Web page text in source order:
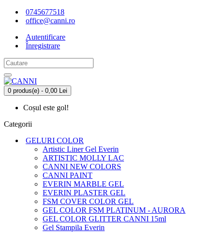
0745677518
office@canni.ro
Autentificare
Înregistrare
0 produs(e) - 0,00 Lei
Coșul este gol!
Categorii
GELURI COLOR
Artistic Liner Gel Everin
ARTISTIC MOLLY LAC
CANNI NEW COLORS
CANNI PAINT
EVERIN MARBLE GEL
EVERIN PLASTER GEL
FSM COVER COLOR GEL
GEL COLOR FSM PLATINUM - AURORA
GEL COLOR GLITTER CANNI 15ml
Gel Stampila Everin